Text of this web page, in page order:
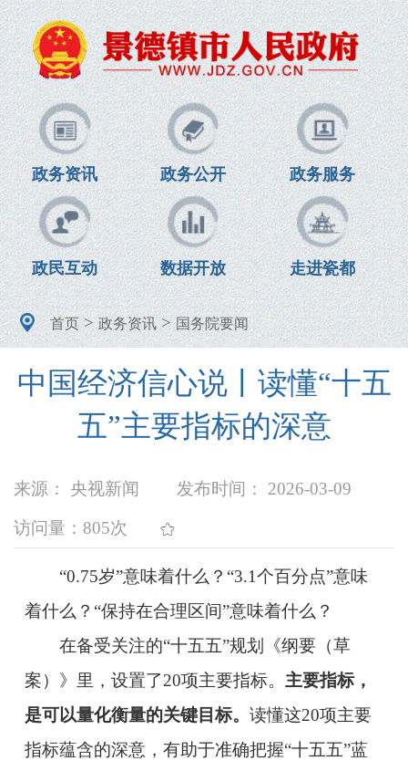
政务资讯 政务公开 政务服务
政民互动 数据开放 走进瓷都
首页>政务资讯>国务院要闻
中国经济信心说丨读懂“十五
五”主要指标的深意
来源： 央视新闻 发布时间： 2026-03-09
访问量： 805次
“0.75岁”意味着什么？“3.1个百分点”意味
着什么？“保持在合理区间”意味着什么？
在备受关注的“十五五”规划《纲要（草
案）》里，设置了20项主要指标。 主要指标，
是可以量化衡量的关键目标。 读懂这20项主要
指标蕴含的深意，有助于准确把握“十五五”蓝